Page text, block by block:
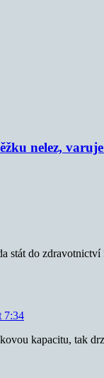
nelez,
stát do
7:34
kapacitu, tak